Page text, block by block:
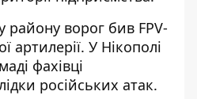
району ворог бив FPV-
артилерії. У Нікополі
фахівці
російських атак.